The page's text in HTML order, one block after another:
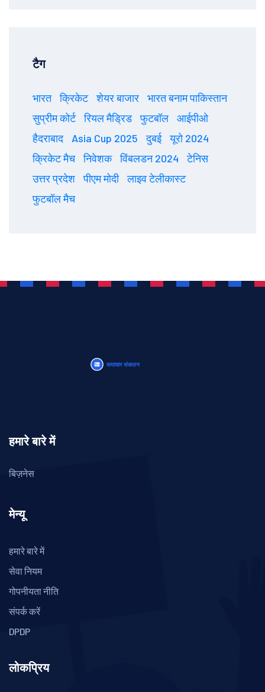
टैग
भारत क्रिकेट शेयर बाजार
भारत बनाम पाकिस्तान
सुप्रीम कोर्ट
रियल मैड्रिड फुटबॉल
आईपीओ
हैदराबाद
Asia Cup 2025 दुबई
यूरो 2024
क्रिकेट मैच
निवेशक विंबलडन 2024
टेनिस
उत्तर प्रदेश
पीएम मोदी
लाइव टेलीकास्ट
फुटबॉल मैच
हमारे बारे में
बिज़नेस
मेन्यू
हमारे बारे में
सेवा नियम
गोपनीयता नीति
संपर्क करें
DPDP
लोकप्रिय